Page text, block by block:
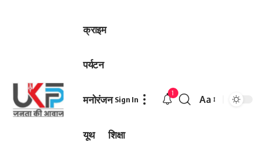
क्राइम
पर्यटन
मनोरंजन
यूथ शिक्षा
Sign In
1
Font
Aa